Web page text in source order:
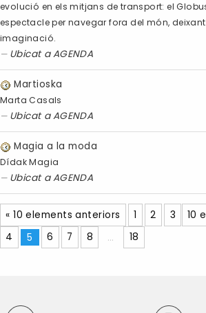
evolució en els mitjans de transport: el
espectacle per navegar fora del món,
imaginació.
Ubicat aAGENDA
Martioska
Marta Casals
Ubicat aAGENDA
Magia a la moda
Dídak Magia
Ubicat aAGENDA
« 10 elements anteriors 10
1 2
3
4
5 6 7 8 ... 18